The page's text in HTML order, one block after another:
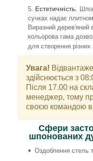
Естетичність .
сучках надає
Виразний дерев'яний
кольорова гама
для створення різних
Увага!
здійснюється з
Після 17.00 на
менеджер, тому
своєю командою
Сфери
шпонованих
Оздоблення стель